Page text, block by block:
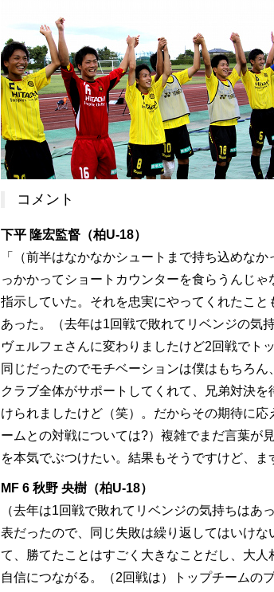
コメント
下平 隆宏監督（柏U-18）
「（前半はなかなかシュートまで持ち込めな
っかかってショートカウンターを食らうんじ
指示していた。それを忠実にやってくれたこ
あった。（去年は1回戦で敗れてリベンジの気
ヴェルフェさんに変わりましたけど2回戦でト
同じだったのでモチベーションは僕はもちろ
クラブ全体がサポートしてくれて、兄弟対決
けられましたけど（笑）。だからその期待に
ームとの対戦については?）複雑でまだ言葉が
を本気でぶつけたい。結果もそうですけど、ま
MF 6 秋野 央樹（柏U-18）
（去年は1回戦で敗れてリベンジの気持ちは
表だったので、同じ失敗は繰り返してはいけ
て、勝てたことはすごく大きなことだし、大
自信につながる。（2回戦は）トップチームの